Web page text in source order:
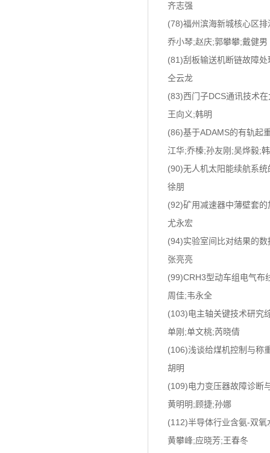
齐志强
(78)福州滨海新城核心区排
乔小琴;赵庆;郭攀攀;戴健男
(81)刮板输送机断链故障处
仝云龙
(83)西门子DCS通讯技术
王向义;韩明
(86)基于ADAMS的有轨起
江华;乔榛;孙友刚;吴烨毅;
(90)无人机太阳能续航系
徐朋
(92)矿用减速器中薄壁套的
尤永宏
(94)实验室间比对结果的
张亮亮
(99)CRH3型动车组电气布
周佳;韦永全
(103)电主轴关键技术研究
单刚;单文桃;芮晓倩
(106)浅谈给煤机控制与称
胡明
(109)电力变压器故障诊断
黄明明;顾捷;孙娜
(112)半导体行业含氨-双
黄攀峰;应晓芳;王春冬